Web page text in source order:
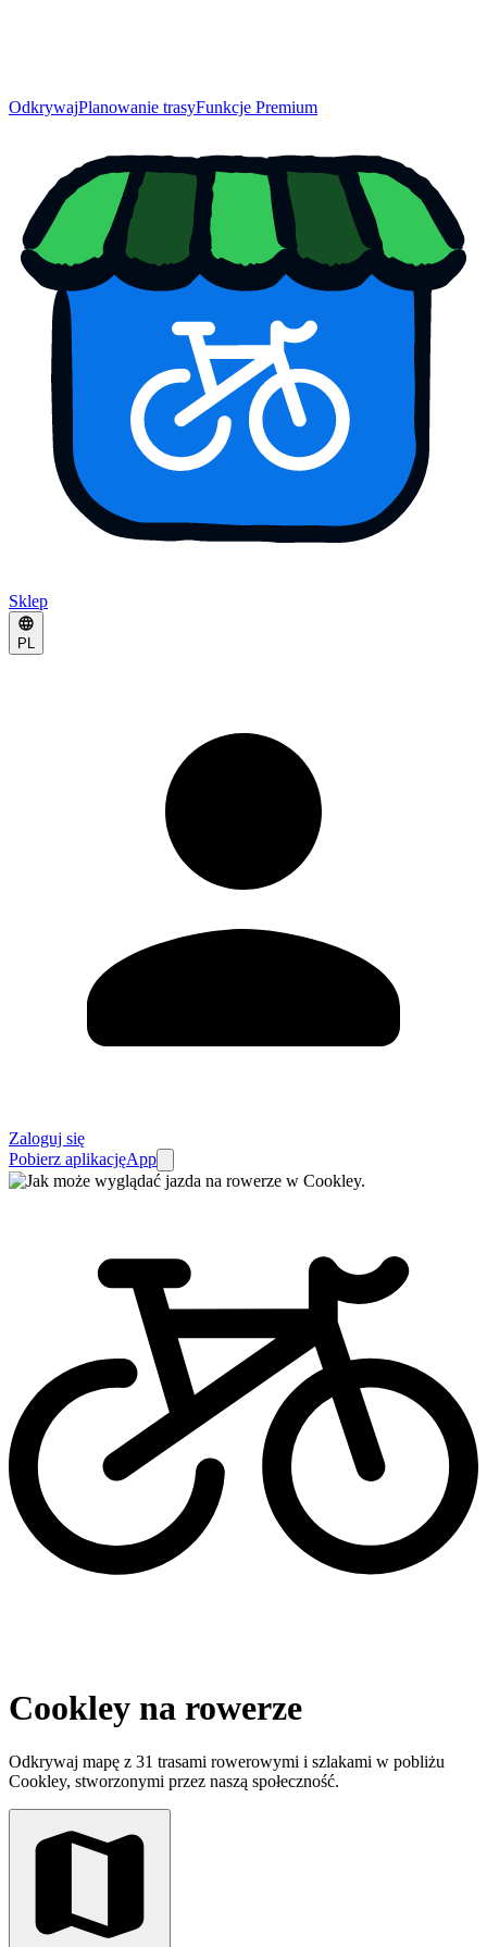
OdkrywajPlanowanie trasyFunkcje Premium
Sklep
PL
Zaloguj się
Pobierz aplikacjęApp
Cookley na rowerze
Odkrywaj mapę z 31 trasami rowerowymi i szlakami w pobliżu
Cookley, stworzonymi przez naszą społeczność.